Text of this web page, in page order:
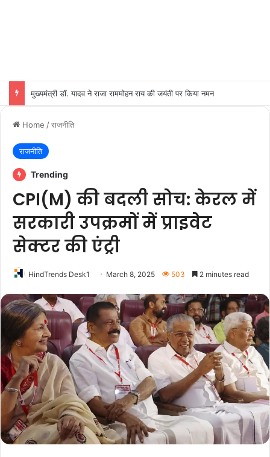
मुख्यमंत्री डॉ. यादव ने राजा राममोहन राय की जयंती पर किया नमन
Home /राजनीति
राजनीति
Trending
CPI(M) की बदली सोच: केरल में
सरकारी उपक्रमों में प्राइवेट
सेक्टर की एंट्री
HindTrends Desk1 March 8, 2025 503 2 minutes read